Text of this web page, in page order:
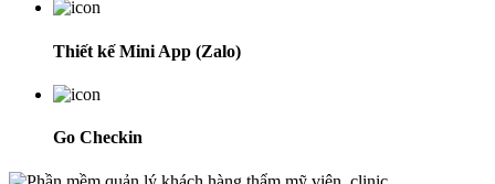
Thiết kế Mini App (Zalo)
Go Checkin